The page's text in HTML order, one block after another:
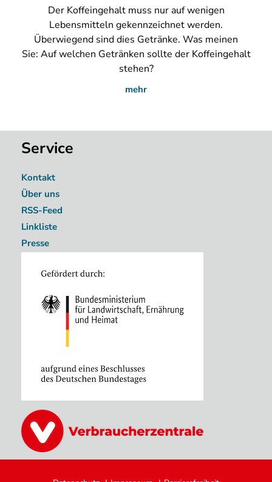
DerKoffeingehalt muss nur auf wenigen
Lebensmitteln gekennzeichnet werden.
Überwiegend sind dies Getränke. Was meinen
Sie: Auf welchen Getränken sollte der Koffeingehalt
stehen?
mehr
Image
Service
Kontakt
Über uns
RSS-Feed
Linkliste
Presse